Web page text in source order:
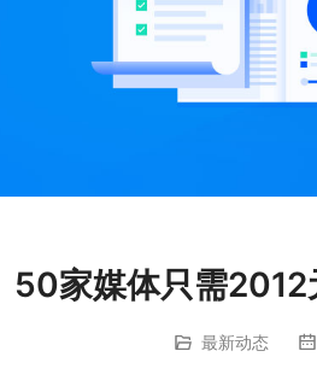
50家媒体只需2012
最新动态